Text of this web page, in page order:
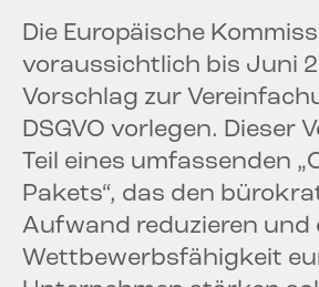
Die Europäische
voraussichtlich bis Juni
Vorschlag zur
DSGVO vorlegen. Dieser
Teil eines umfassenden
Pakets“, das den
Aufwand reduzieren und
Wettbewerbsfähigkeit